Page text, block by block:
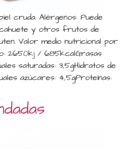
cruda. Alérgenos: Puede
y otros frutos de
Valor medio nutricional por
2650kj / 685kcalGrasas
saturadas: 3,5gHidratos de
azúcares: 4,5gProteínas: